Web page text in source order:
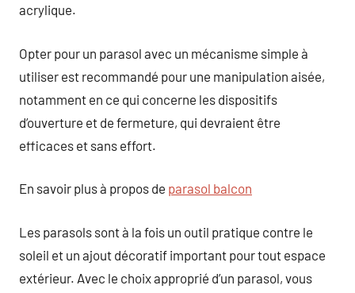
acrylique.
Opter pour un parasol avec un mécanisme simple à
utiliser est recommandé pour une manipulation aisée,
notamment en ce qui concerne les dispositifs
d’ouverture et de fermeture, qui devraient être
efficaces et sans effort.
En savoir plus à propos de parasol balcon
Les parasols sont à la fois un outil pratique contre le
soleil et un ajout décoratif important pour tout espace
extérieur. Avec le choix approprié d’un parasol, vous